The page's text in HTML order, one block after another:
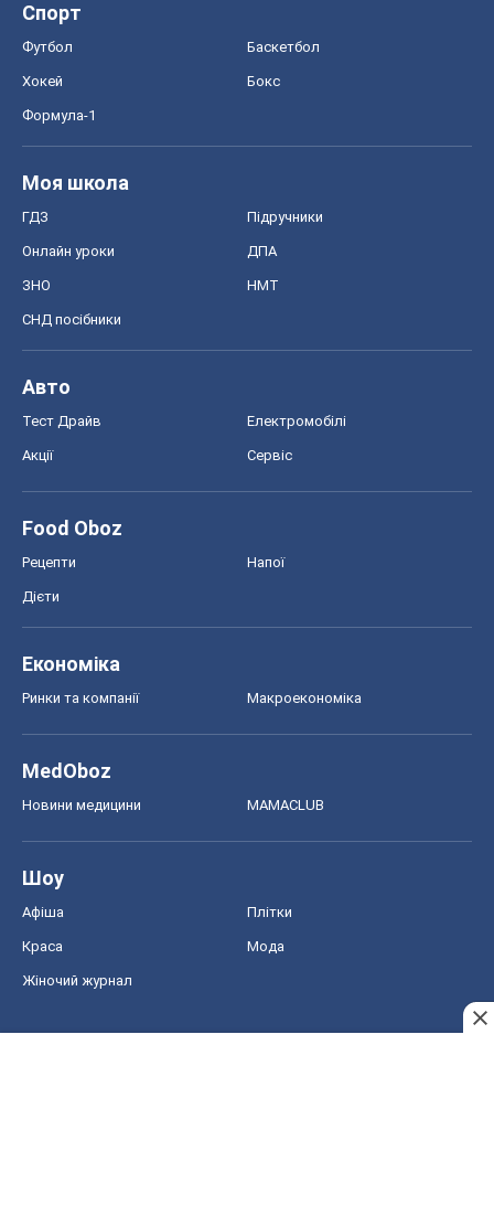
Спорт
Футбол Баскетбол
Хокей Бокс
Формула-1
Моя школа
ГДЗ Підручники
Онлайн уроки ДПА
ЗНО НМТ
СНД посібники
Авто
Тест Драйв Електромобілі
Акції Сервіс
Food Oboz
Рецепти Напої
Дієти
Економіка
Ринки та компанії Макроекономіка
MedOboz
Новини медицини MAMACLUB
Шоу
Афіша Плітки
Краса Мода
Жіночий журнал